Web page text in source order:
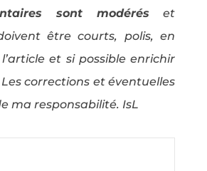
sont modéréset
être courts, polis, en
et si possible enrichir
corrections et éventuelles
ma responsabilité. IsL